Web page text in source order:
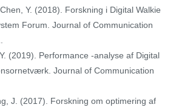
Y. (2018). Forskning i Digital Walkie
Forum. Journal of Communication
(2019). Performance -analyse af Digital
Journal of Communication
J. (2017). Forskning om optimering af